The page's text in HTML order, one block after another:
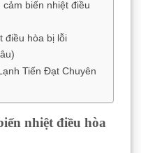
biến nhiệt điều
điều hòa bị lỗi
Tiến Đạt Chuyên
nhiệt điều hòa